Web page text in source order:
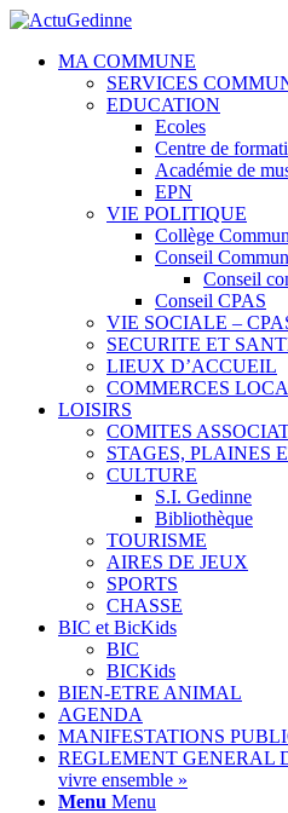
MA COMMUNE
SERVICES
EDUCATION
Ecoles
Centre de
Académie de
EPN
VIE POLITIQUE
Collège
Conseil
Conseil
Conseil CPAS
VIE SOCIALE –
SECURITE ET
LIEUX D’ACCUEIL
COMMERCES
LOISIRS
COMITES
STAGES, PLAINES
CULTURE
S.I. Gedinne
Bibliothèque
TOURISME
AIRES DE JEUX
SPORTS
CHASSE
BIC et BicKids
BIC
BICKids
BIEN-ETRE ANIMAL
AGENDA
MANIFESTATIONS
REGLEMENT GENERAL
vivre ensemble »
Menu Menu